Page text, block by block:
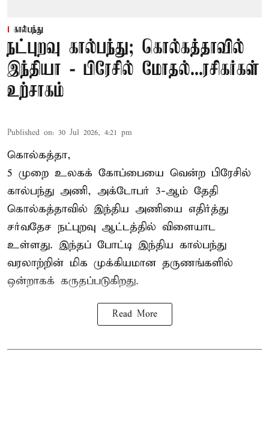
கால்பந்து
நட்புறவு கால்பந்து; கொல்கத்தாவில்
இந்தியா - பிரேசில் மோதல்...ரசிகர்கள்
உற்சாகம்
Published on: 30 Jul 2026, 4:21 pm
கொல்கத்தா,
5 முறை உலகக் கோப்பையை வென்ற பிரேசில்
கால்பந்து அணி, அக்டோபர் 3-ஆம் தேதி
கொல்கத்தாவில் இந்திய அணியை எதிர்த்து
சர்வதேச நட்புறவு ஆட்டத்தில் விளையாட
உள்ளது. இந்தப் போட்டி இந்திய கால்பந்து
வரலாற்றின் மிக முக்கியமான தருணங்களில்
ஒன்றாகக் கருதப்படுகிறது.
Read More